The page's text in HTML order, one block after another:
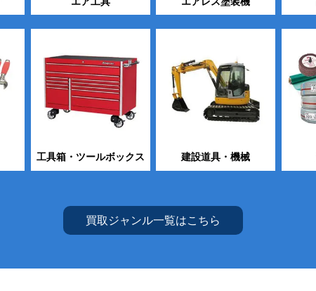
工具箱・ツールボックス 建設道具・機械
買取ジャンル一覧はこちら